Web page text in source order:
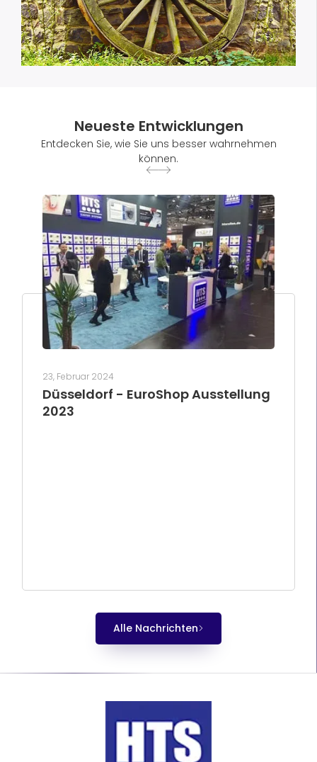
Neueste Entwicklungen
Entdecken Sie, wie Sie uns besser wahrnehmen
können.
23, Februar 2024
Düsseldorf - EuroShop Ausstellung
2023
Alle Nachrichten